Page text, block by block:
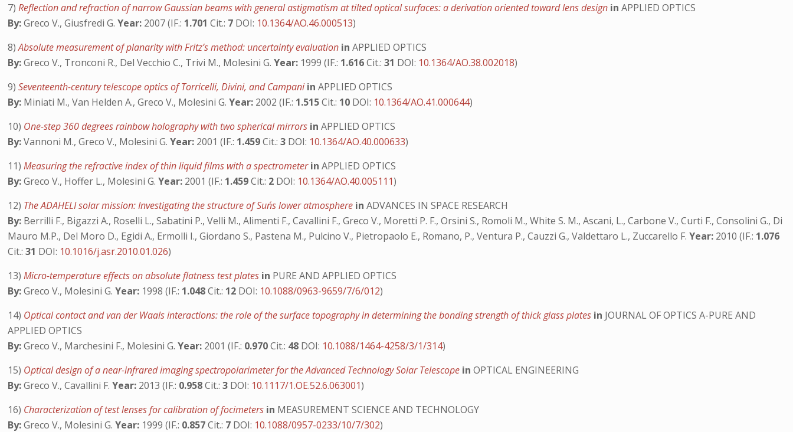
7)Reflection and refraction of narrow Gaussian beams with general astigmatism at tilted optical surfaces: a derivation oriented toward lens design in APPLIED OPTICS
By:Greco V., Giusfredi G.Year: 2007 (IF.: 1.701Cit.: 7 DOI: 10.1364/AO.46.000513)
8)Absolute measurement of planarity with Fritz’s method: uncertainty evaluation in APPLIED OPTICS
By:Greco V., Tronconi R., Del Vecchio C., Trivi M., Molesini G.Year: 1999 (IF.: 1.616Cit.:31 DOI: 10.1364/AO.38.002018)
9)Seventeenth-century telescope optics of Torricelli, Divini, and Campaniin APPLIED OPTICS
By: Miniati M., Van Helden A., Greco V., Molesini G.Year: 2002 (IF.: 1.515Cit.: 10 DOI: 10.1364/AO.41.000644)
10) One-step 360 degrees rainbow holography with two spherical mirrors in APPLIED OPTICS
By:Vannoni M., Greco V., Molesini G.Year: 2001 (IF.: 1.459Cit.:3 DOI: 10.1364/AO.40.000633)
11)Measuring the refractive index of thin liquid films with a spectrometerin APPLIED OPTICS
By:Greco V., Hoffer L., Molesini G.Year: 2001 (IF.: 1.459Cit.: 2 DOI: 10.1364/AO.40.005111)
12) The ADAHELI solar mission: Investigating the structure of Sun´s lower atmosphere in ADVANCES IN SPACE RESEARCH
By: Berrilli F., Bigazzi A., Roselli L., Sabatini P., Velli M., Alimenti F., Cavallini F., Greco V., Moretti P. F., Orsini S., Romoli M., White S. M., Ascani, L., Carbone V., Curti F., Consolini G., Di
Mauro M.P., Del Moro D., Egidi A., Ermolli I., Giordano S., Pastena M., Pulcino V., Pietropaolo E., Romano, P., Ventura P., Cauzzi G., Valdettaro L., Zuccarello F.Year: 2010 (IF.: 1.076
Cit.:31 DOI: 10.1016/j.asr.2010.01.026)
13)Micro-temperature effects on absolute flatness test plates in PURE AND APPLIED OPTICS
By:Greco V., Molesini G.Year: 1998 (IF.: 1.048Cit.: 12 DOI: 10.1088/0963-9659/7/6/012)
14) Optical contact and van der Waals interactions: the role of the surface topography in determining the bonding strength of thick glass plates in JOURNAL OF OPTICS A-PURE AND
APPLIED OPTICS
By:Greco V., Marchesini F., Molesini G.Year: 2001 (IF.: 0.970Cit.: 48 DOI: 10.1088/1464-4258/3/1/314)
15) Optical design of a near-infrared imaging spectropolarimeter for the Advanced Technology Solar Telescope in OPTICAL ENGINEERING
By:Greco V., Cavallini F.Year: 2013 (IF.: 0.958Cit.:3 DOI: 10.1117/1.OE.52.6.063001)
16) Characterization of test lenses for calibration of focimeters in MEASUREMENT SCIENCE AND TECHNOLOGY
By:Greco V., Molesini G.Year: 1999 (IF.: 0.857Cit.: 7 DOI: 10.1088/0957-0233/10/7/302)